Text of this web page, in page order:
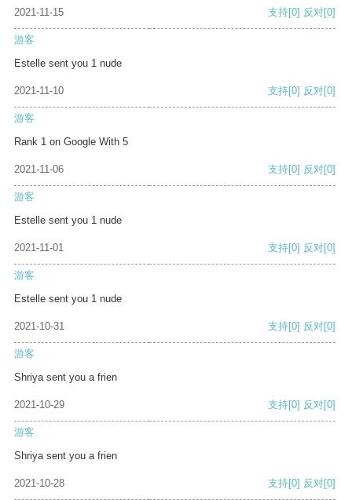
2021-11-15 支持[0] 反对[0]
游客
Estelle sent you 1 nude
2021-11-10 支持[0] 反对[0]
游客
Rank 1 on Google With 5
2021-11-06 支持[0] 反对[0]
游客
Estelle sent you 1 nude
2021-11-01 支持[0] 反对[0]
游客
Estelle sent you 1 nude
2021-10-31 支持[0] 反对[0]
游客
Shriya sent you a frien
2021-10-29 支持[0] 反对[0]
游客
Shriya sent you a frien
2021-10-28 支持[0] 反对[0]